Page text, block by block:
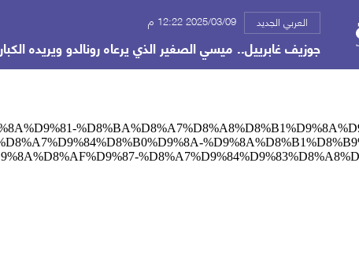
العربي الجديد 2025/03/09 12:22 م
جوزيف غابرييل.. ميسي الصغير الذي يرعاه رونالدو ويريده الكبار